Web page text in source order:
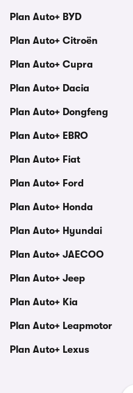
Plan Auto+ BYD
Plan Auto+ Citroën
Plan Auto+ Cupra
Plan Auto+ Dacia
Plan Auto+ Dongfeng
Plan Auto+ EBRO
Plan Auto+ Fiat
Plan Auto+ Ford
Plan Auto+ Honda
Plan Auto+ Hyundai
Plan Auto+ JAECOO
Plan Auto+ Jeep
Plan Auto+ Kia
Plan Auto+ Leapmotor
Plan Auto+ Lexus